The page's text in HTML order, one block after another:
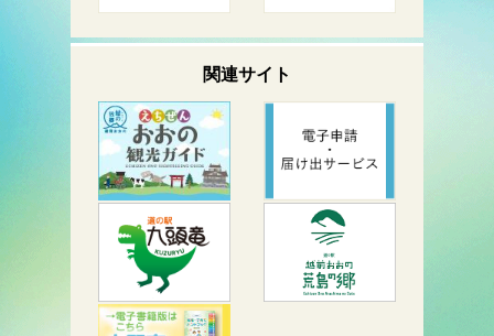
関連サイト